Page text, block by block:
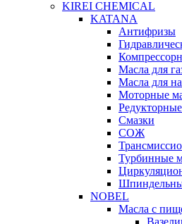
KIREI CHEMICAL
KATANA
Антифризы
Масла для
Масла для
Моторные
Смазки
СОЖ
Турбинные
NOBEL
Масла с